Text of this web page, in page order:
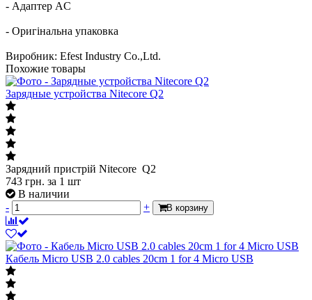
- Адаптер AC
- Оригінальна упаковка
Виробник: Efest Industry Co.,Ltd.
Похожие товары
Зарядные устройства Nitecore Q2
Зарядний пристрій Nitecore Q2
743 грн. за 1 шт
В наличии
-
+ В корзину
Кабель Micro USB 2.0 cables 20cm 1 for 4 Micro USB